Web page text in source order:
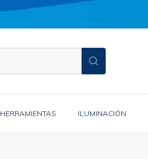
HERRAMIENTAS ILUMINACIÓN